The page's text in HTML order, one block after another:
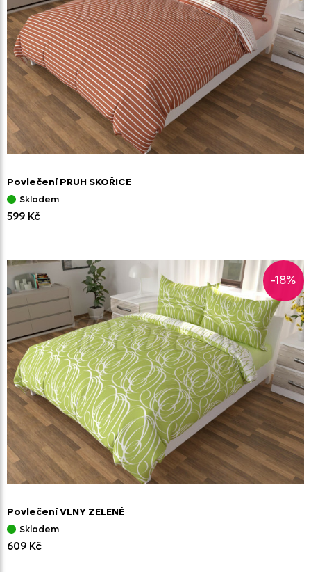
Povlečení PRUH SKOŘICE
Skladem
599 Kč
-18%
Povlečení VLNY ZELENÉ
Skladem
609 Kč